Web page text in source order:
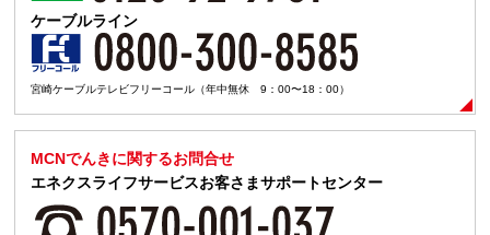
ケーブルライン
宮崎ケーブルテレビフリーコール（年中無休 9：00〜18：00）
MCNでんきに関するお問合せ
エネクスライフサービスお客さまサポートセンター